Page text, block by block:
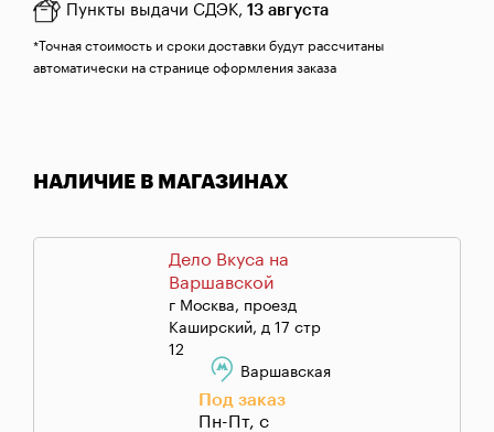
Пункты выдачи СДЭК, 13 августа
*Точная стоимость и сроки доставки будут рассчитаны
автоматически на странице оформления заказа
НАЛИЧИЕ В МАГАЗИНАХ
Дело Вкуса на
Варшавской
г Москва, проезд
Каширский, д 17 стр
12
Варшавская
Под заказ
Пн-Пт, с